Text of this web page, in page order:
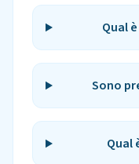
Qual
Sono
Qual